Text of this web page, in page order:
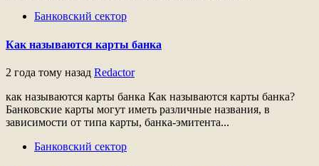
Банковский сектор
Как называются карты банка
2 года тому назад Redactor
как называются карты банка Как называются карты банка?
Банковские карты могут иметь различные названия, в
зависимости от типа карты, банка-эмитента...
Банковский сектор